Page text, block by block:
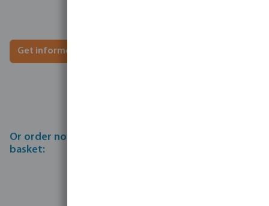
Get informed on our energy saving package
Or order now, and add these products to your
basket: